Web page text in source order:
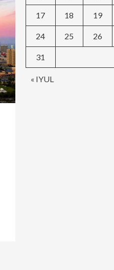
« IYUL
17 18 19
24 25 26
31